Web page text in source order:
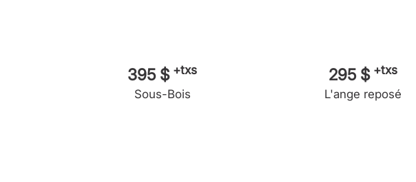
395 $ +txs
Sous-Bois
295 $+txs
L'ange reposé